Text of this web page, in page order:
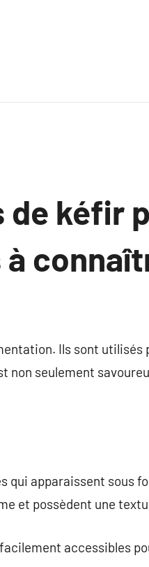
de kéfir
Ils sont utilisés
non seulement
qui apparaissent sous
et possèdent une
accessibles